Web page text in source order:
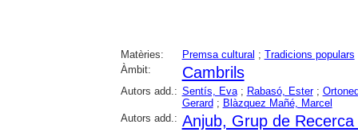
Matèries: Premsa cultural ; Tradicions populars
Àmbit:
Cambrils
Autors add.: Sentís, Eva; Rabasó, Ester;
Gerard ; Blàzquez Mañé, Marcel
Autors add.: Anjub, Grup de